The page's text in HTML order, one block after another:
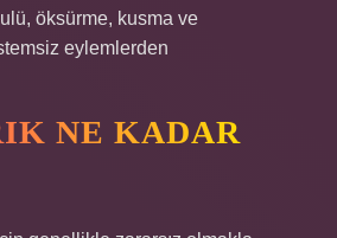
öksürme, kusma ve
eylemlerden
NE KADAR